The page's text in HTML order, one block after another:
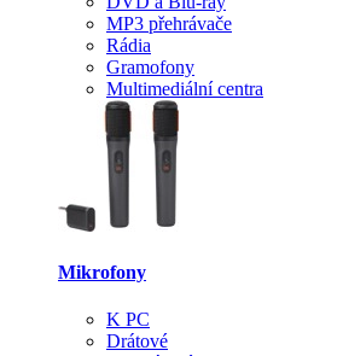
MP3 přehrávače
Rádia
Gramofony
Multimediální centra
Mikrofony
K PC
Drátové